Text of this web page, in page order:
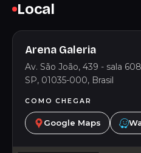
Local
Arena Galeria
Av. São João, 439 - sala
SP, 01035-000, Brasil
COMO CHEGAR
Google Maps